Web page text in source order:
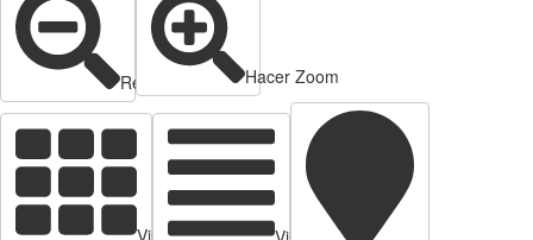
Reducir zoom Hacer Zoom